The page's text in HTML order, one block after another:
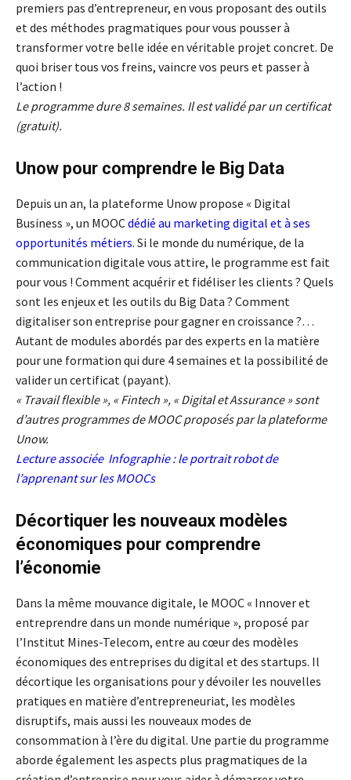
premiers pas d’entrepreneur, en vous proposant des outils
et des méthodes pragmatiques pour vous pousser à
transformer votre belle idée en véritable projet concret. De
quoi briser tous vos freins, vaincre vos peurs et passer à
l’action !
Le programme dure 8 semaines. Il est validé par un certificat
(gratuit).
Unow pour comprendre le Big Data
Depuis un an, la plateforme Unow propose « Digital
Business », un MOOCdédié au marketing digital et à ses
opportunités métiers. Si le monde du numérique, de la
communication digitale vous attire, le programme est fait
pour vous ! Comment acquérir et fidéliser les clients ? Quels
sont les enjeux et les outils du Big Data ? Comment
digitaliser son entreprise pour gagner en croissance ?…
Autant de modules abordés par des experts en la matière
pour une formation qui dure 4 semaines et la possibilité de
valider un certificat (payant).
« Travail flexible », « Fintech », « Digital et Assurance » sont
d’autres programmes de MOOC proposés par la plateforme
Unow.
Lecture associée Infographie : le portrait robot de
l’apprenant sur les MOOCs
Décortiquer les nouveaux modèles
économiques pour comprendre
l’économie
Dans la même mouvance digitale, le MOOC « Innover et
entreprendre dans un monde numérique », proposé par
l’Institut Mines-Telecom, entre au cœur des modèles
économiques des entreprises du digital et des startups. Il
décortique les organisations pour y dévoiler les nouvelles
pratiques en matière d’entrepreneuriat, les modèles
disruptifs, mais aussi les nouveaux modes de
consommation à l’ère du digital. Une partie du programme
aborde également les aspects plus pragmatiques de la